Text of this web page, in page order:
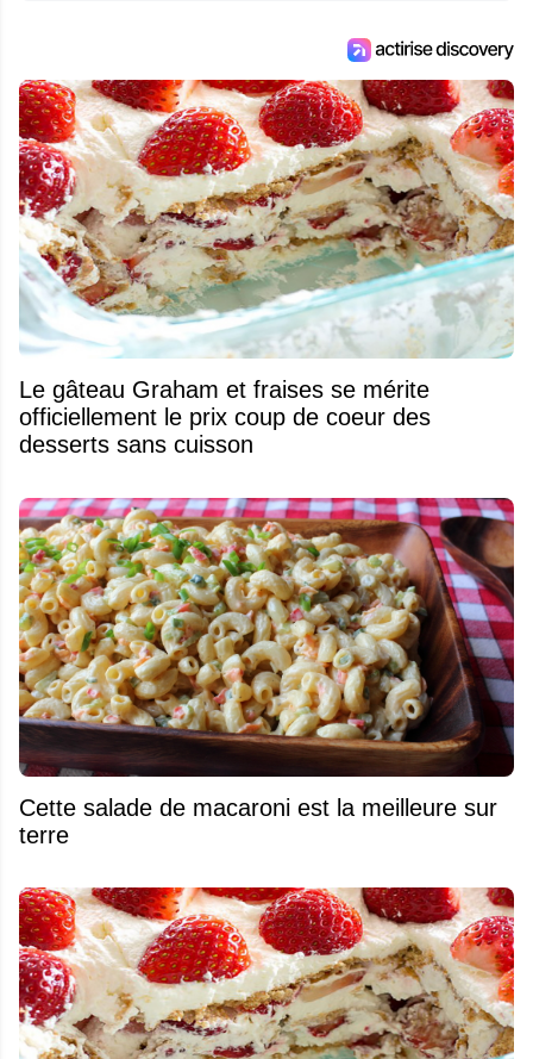
Le gâteau Graham et fraises se mérite
officiellement le prix coup de coeur des
desserts sans cuisson
Cette salade de macaroni est la meilleure sur
terre